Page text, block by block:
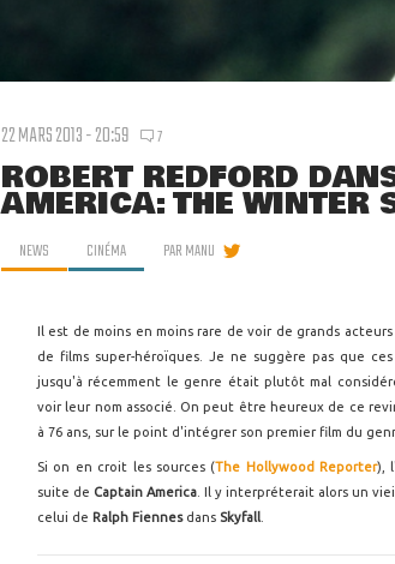
22 MARS 2013 - 20:59 7
ROBERT REDFORD
AMERICA: THE WINTER
NEWS CINÉMA PARMANU
Il est de moins en moins rare de voir de grands
de films super-héroïques. Je ne suggère pas que
jusqu'à récemment le genre était plutôt mal
voir leur nom associé. On peut être heureux de ce
à 76 ans, sur le point d'intégrer son premier film du
Si on en croit les sources (The Hollywood Reporter),
suite de Captain America . Il y interpréterait alors un
celui de Ralph Fiennesdans Skyfall